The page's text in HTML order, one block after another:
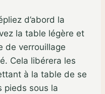
d’abord la
la table légère et
de verrouillage
Cela libérera les
à la table de se
pieds sous la